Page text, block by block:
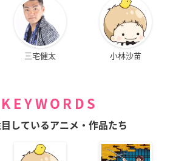
三宅健太 小林沙苗
KEYWORDS
しているアニメ・作品たち